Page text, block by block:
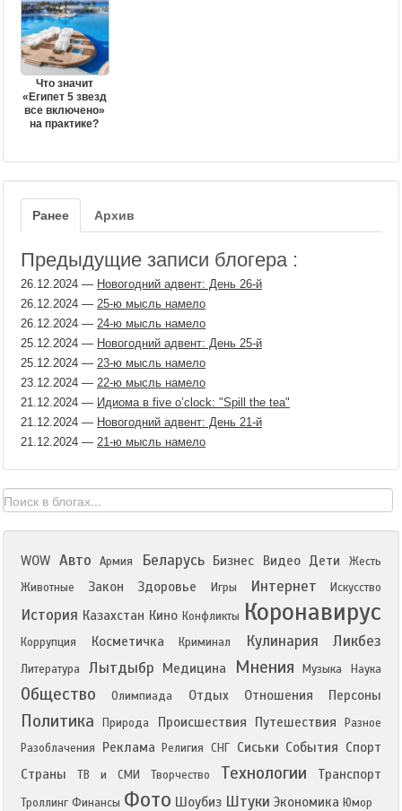
Что значит
«Египет 5 звезд
все включено»
на практике?
Ранее Архив
Предыдущие записи блогера :
26.12.2024 — Новогодний адвент: День 26-й
26.12.2024 — 25-ю мысль намело
26.12.2024 — 24-ю мысль намело
25.12.2024 — Новогодний адвент: День 25-й
25.12.2024 — 23-ю мысль намело
23.12.2024 — 22-ю мысль намело
21.12.2024 — Идиома в five o’clock: "Spill the tea"
21.12.2024 — Новогодний адвент: День 21-й
21.12.2024 — 21-ю мысль намело
WOW Авто Армия Беларусь Бизнес Видео Дети
Жесть
Животные
Закон Здоровье Игры Интернет Искусство
История Казахстан Кино Конфликты Коронавирус
Коррупция Косметичка Криминал Кулинария Ликбез
Литература Лытдыбр Медицина Мнения Музыка Наука
Общество Олимпиада Отдых Отношения Персоны
Политика Природа Происшествия Путешествия
Разное
Разоблачения
Реклама Религия СНГ Сиськи События Спорт
Страны
ТВ и СМИ Творчество Технологии Транспорт
Троллинг Финансы Фото Шоубиз Штуки Экономика Юмор